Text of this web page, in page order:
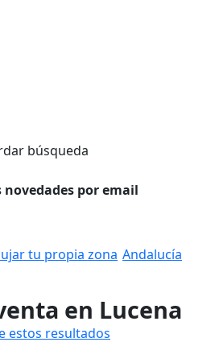
búsqueda
novedades por email
tu propia zona Andalucía
en Lucena
estos resultados